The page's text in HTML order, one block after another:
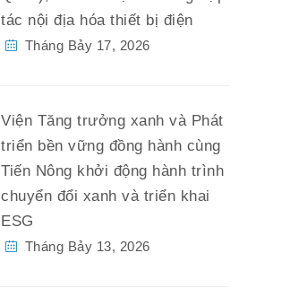
tác nội địa hóa thiết bị điện
Tháng Bảy 17, 2026
Viện Tăng trưởng xanh và Phát
triển bền vững đồng hành cùng
Tiến Nông khởi động hành trình
chuyển đổi xanh và triển khai
ESG
Tháng Bảy 13, 2026